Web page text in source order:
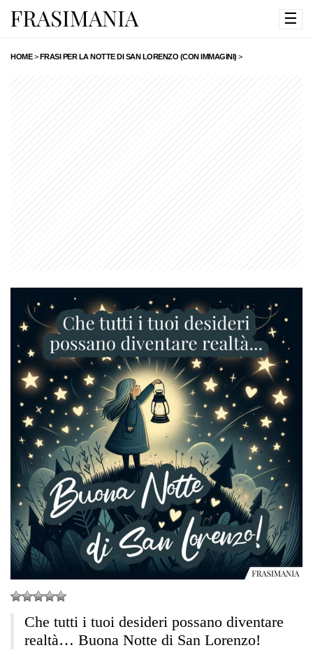
☰
HOME>FRASI PER LA NOTTE DI SAN LORENZO (CON IMMAGINI) >
Che tutti i tuoi desideri possano diventare
realtà… Buona Notte di San Lorenzo!